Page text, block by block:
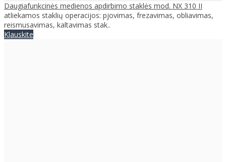
Daugiafunkcinės medienos apdirbimo staklės mod. NX 310 II
atliekamos staklių operacijos: pjovimas, frezavimas, obliavimas,
reismusavimas, kaltavimas stak..
Klauskite